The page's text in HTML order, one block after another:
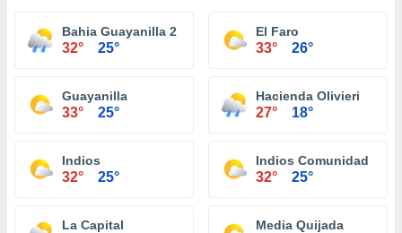
Bahia Guayanilla 2
32° 25°
El Faro
33° 26°
Guayanilla
33° 25°
Hacienda Olivieri
27° 18°
Indios
32° 25°
Indios Comunidad
32° 25°
La Capital Media Quijada